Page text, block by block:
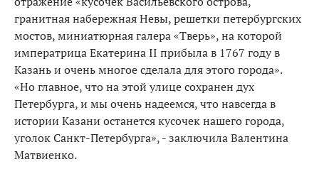
гранитная набережная Невы, решетки петербургских
мостов, миниатюрная галера «Тверь», на которой
императрица Екатерина II прибыла в 1767 году в
Казань и очень многое сделала для этого города».
«Но главное, что на этой улице сохранен дух
Петербурга, и мы очень надеемся, что навсегда в
истории Казани останется кусочек нашего города,
уголок Санкт-Петербурга», - заключила Валентина
Матвиенко.